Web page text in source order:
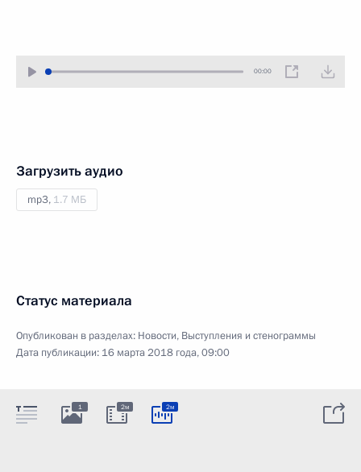
00:00
Загрузить аудио
mp3, 1.7 МБ
Статус материала
Опубликован в разделах: Новости, Выступления и стенограммы
Дата публикации: 16 марта 2018 года, 09:00
1 2м 2м